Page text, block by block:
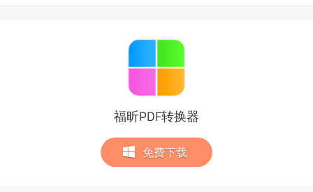
福昕PDF转换器
免费下载